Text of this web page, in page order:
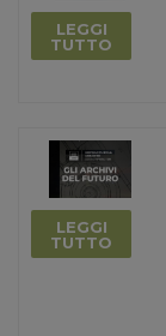
LEGGI
TUTTO
LEGGI
TUTTO